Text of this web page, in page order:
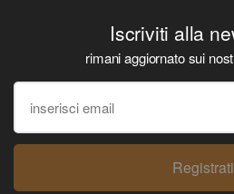
Iscriviti alla
rimani aggiornato sui
Registrati